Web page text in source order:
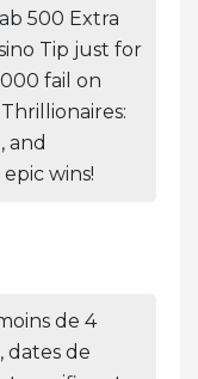
500 Extra
Tip just for
fail on
and
wins!
de 4
dates de